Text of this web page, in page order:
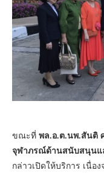
ขณะที่ พล.อ.ต.นพ.สันติ
จุฬาภรณ์ด้านสนับสนุนแ
กล่าวเปิดให้บริการ เนื่